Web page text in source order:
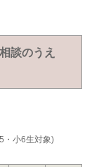
談のうえ
・小6生対象)